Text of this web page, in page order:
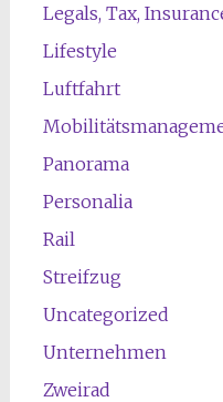
Legals, Tax,
Lifestyle
Luftfahrt
Panorama
Personalia
Rail
Streifzug
Uncategorized
Unternehmen
Zweirad